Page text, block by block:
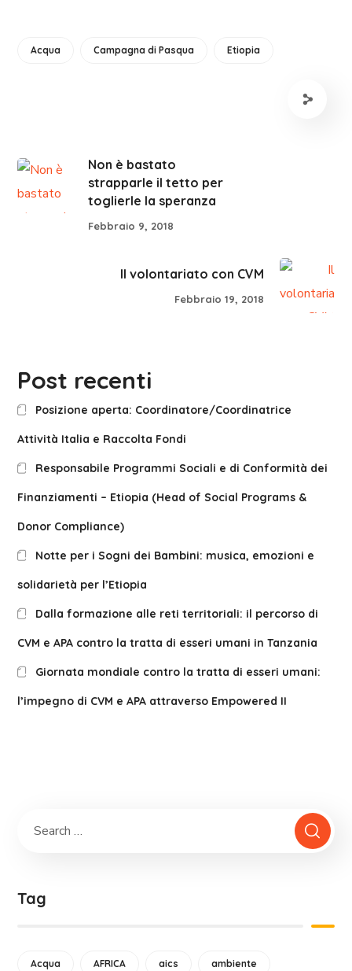
Acqua Campagna di Pasqua Etiopia
Non è bastato
strapparle il tetto per
toglierle la speranza
Febbraio 9, 2018
Il volontariato con CVM
Febbraio 19, 2018
Post recenti
Posizione aperta: Coordinatore/Coordinatrice
Attività Italia e Raccolta Fondi
Responsabile Programmi Sociali e di Conformità dei
Finanziamenti – Etiopia (Head of Social Programs &
Donor Compliance)
Notte per i Sogni dei Bambini: musica, emozioni e
solidarietà per l’Etiopia
Dalla formazione alle reti territoriali: il percorso di
CVM e APA contro la tratta di esseri umani in Tanzania
Giornata mondiale contro la tratta di esseri umani:
l’impegno di CVM e APA attraverso Empowered II
Tag
Acqua AFRICA aics ambiente